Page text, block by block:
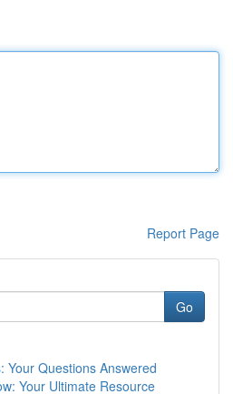
Report Page
Go
Your Questions Answered
Your Ultimate Resource